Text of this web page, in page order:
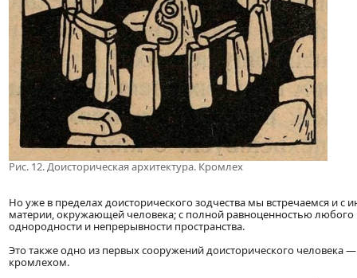
Рис. 12. Доисторическая архитектура. Кромлех
Но уже в пределах доисторического зодчества мы встречаемся и
материи, окружающей человека; с полной равноценностью
однородности и непрерывности пространства.
Это также одно из первых сооружений доисторического
кромлехом.